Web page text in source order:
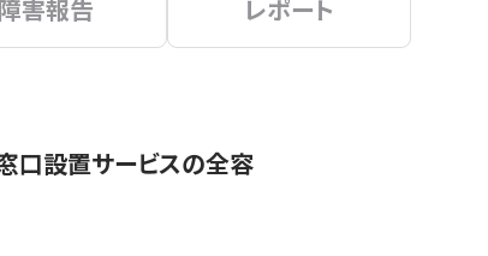
障害報告 レポート
口設置サービスの全容